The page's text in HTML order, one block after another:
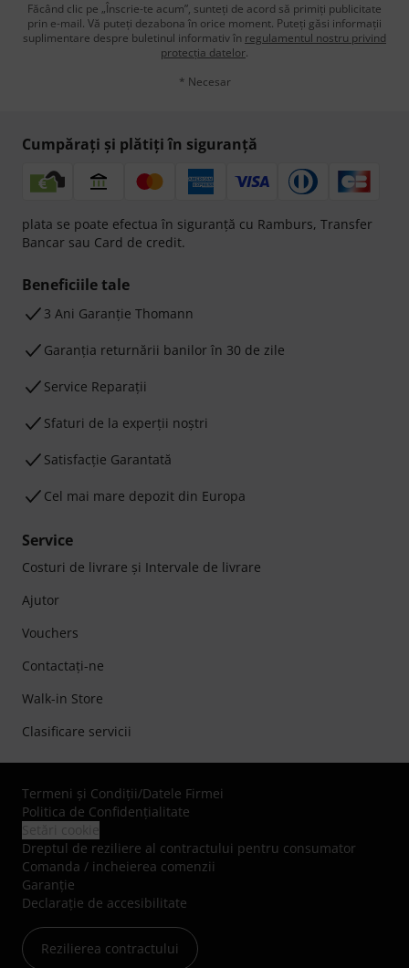
Făcând clic pe „Înscrie-te acum”, sunteți de acord să primiți publicitate
prin e-mail. Vă puteți dezabona în orice moment. Puteți găsi informații
suplimentare despre buletinul informativ în regulamentul nostru privind
protecția datelor.
* Necesar
Cumpărați și plătiți în siguranță
plata se poate efectua în siguranță cu Ramburs, Transfer
Bancar sau Card de credit.
Beneficiile tale
3 Ani Garanție Thomann
Garanţia returnării banilor în 30 de zile
Service Reparații
Sfaturi de la experții noștri
Satisfacție Garantată
Cel mai mare depozit din Europa
Service
Costuri de livrare şi Intervale de livrare
Ajutor
Vouchers
Contactaţi-ne
Walk-in Store
Clasificare servicii
Termeni şi Condiţii/Datele Firmei
Politica de Confidenţialitate
Dreptul de reziliere al contractului pentru consumator
Comanda / incheierea comenzii
Garanție
Declarație de accesibilitate
Rezilierea contractului